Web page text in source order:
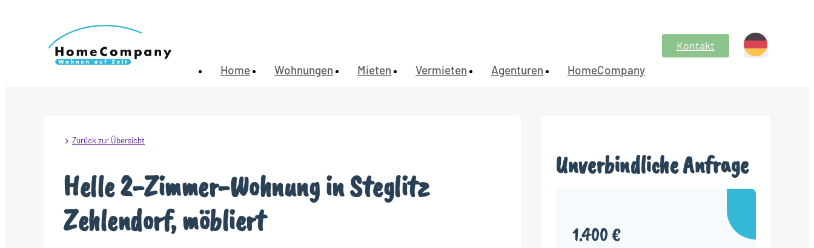
Home Wohnungen Mieten Vermieten Agenturen HomeCompany
Kontakt
Zurück zur Übersicht
Helle 2-Zimmer-Wohnung in Steglitz
Zehlendorf, möbliert
Unverbindliche Anfrage
1.400 €